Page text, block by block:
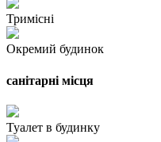
Тримісні
Окремий будинок
санітарні місця
Туалет в будинку